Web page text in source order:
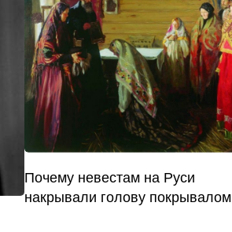
Почему невестам на Руси
накрывали голову покрывалом